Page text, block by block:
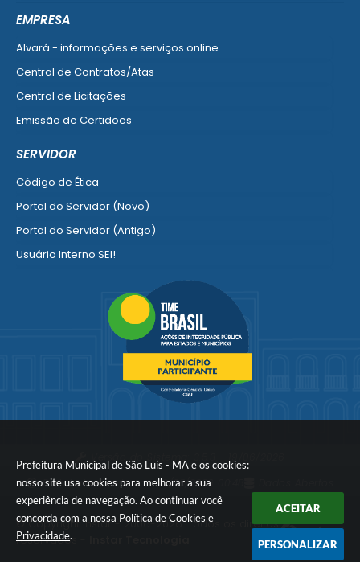
Prefeitura Municipal de São Luís - MA e os cookies:
nosso site usa cookies para melhorar a sua
experiência de navegação. Ao continuar você
concorda com a nossa Política de Cookies e
Privacidade.
ACEITAR
PERSONALIZAR
EMPRESA
Alvará - informações e serviços online
Central de Contratos/Atas
Central de Licitações
Emissão de Certidões
SERVIDOR
Código de Ética
Portal do Servidor (Novo)
Portal do Servidor (Antigo)
Usuário Interno SEI!
Portal do Segurado
Manual de Gestão Patrimonial
Ver mais serviços para o Servidor
Portal atualizado em:06/08/2026 00:48
© Copyright Instar - 2006-2026. Todos os direitos
reservados -